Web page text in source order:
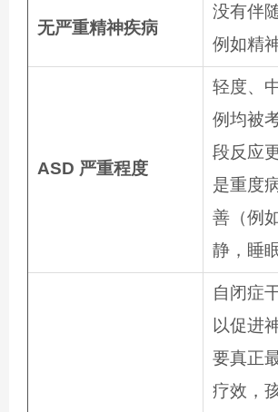
无严重精神疾病
没有伴
例如精
ASD 严重程度
轻度、
例均被
段反应
是重度
善（例
静，睡
自闭症
以促进
要真正
疗效，